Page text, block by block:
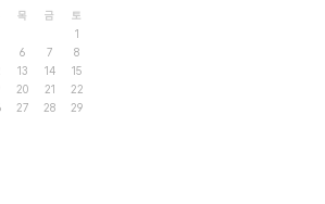
목 금
토
1
6 7
8
13 14
15
20 21
22
27 28
29